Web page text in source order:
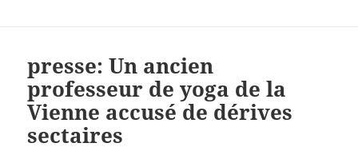
presse: Un ancien
professeur de yoga de la
Vienne accusé de dérives
sectaires